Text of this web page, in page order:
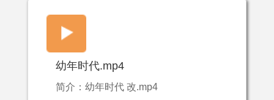
幼年时代.mp4
简介：幼年时代 改.mp4